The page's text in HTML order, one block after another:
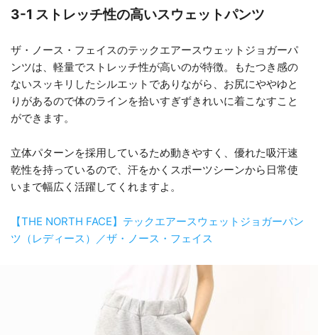
3-1 ストレッチ性の高いスウェットパンツ
ザ・ノース・フェイスのテックエアースウェットジョガーパ
ンツは、軽量でストレッチ性が高いのが特徴。もたつき感の
ないスッキリしたシルエットでありながら、お尻にややゆと
りがあるので体のラインを拾いすぎずきれいに着こなすこと
ができます。
立体パターンを採用しているため動きやすく、優れた吸汗速
乾性を持っているので、汗をかくスポーツシーンから日常使
いまで幅広く活躍してくれますよ。
【THE NORTH FACE】テックエアースウェットジョガーパン
ツ（レディース）／ザ・ノース・フェイス